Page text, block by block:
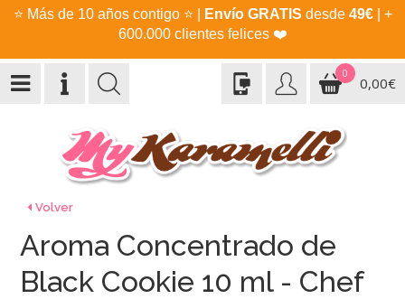
⭐ Más de 10 años contigo ⭐ Envío GRATIS desde 49€| +
600.000 clientes felices ❤️
0
0,00€
Volver
Aroma Concentrado de
Black Cookie 10 ml - Chef